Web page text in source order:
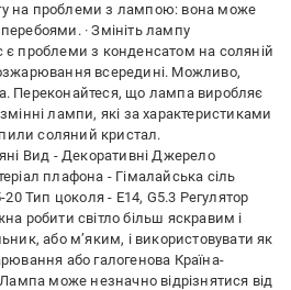
на проблеми з лампою: вона може
· Змініть лампу
проблеми з конденсатом на соляній
всередині. Можливо,
Переконайтеся, що лампа виробляє
лампи, які за характеристиками
соляний кристал.
Вид - Декоративні Джерело
плафона - Гімалайська сіль
Тип цоколя - Е14, G5.3 Регулятор
робити світло більш яскравим і
або м’яким, і використовувати як
або галогенова Країна-
може незначно відрізнятися від